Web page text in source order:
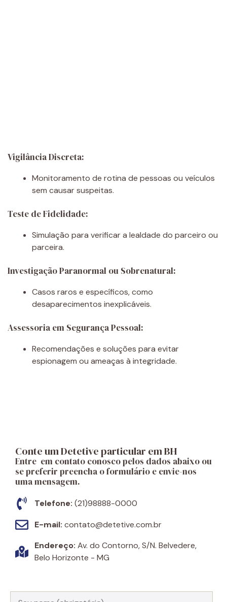
Vigilância Discreta:
Monitoramento de rotina de pessoas ou veículos
sem causar suspeitas.
Teste de Fidelidade:
Simulação para verificar a lealdade do parceiro ou
parceira.
Investigação Paranormal ou Sobrenatural:
Casos raros e específicos, como
desaparecimentos inexplicáveis.
Assessoria em Segurança Pessoal:
Recomendações e soluções para evitar
espionagem ou ameaças à integridade.
Conte um Detetive particular em BH
Entre em contato conosco pelos dados abaixo ou
se preferir preencha o formulário e envie-nos
uma mensagem.
Telefone: (21)98888-0000
E-mail: contato@detetive.com.br
Endereço: Av. do Contorno, S/N. Belvedere,
Belo Horizonte - MG